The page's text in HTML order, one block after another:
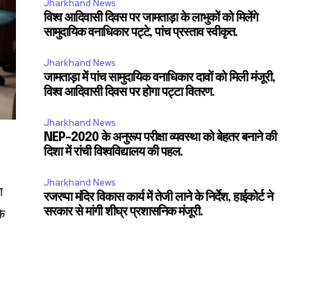
Jharkhand News
विश्व आदिवासी दिवस पर जामताड़ा के लाभुकों को मिलेंगे
सामुदायिक वनाधिकार पट्टे, पांच प्रस्ताव स्वीकृत.
Jharkhand News
जामताड़ा में पांच सामुदायिक वनाधिकार दावों को मिली मंजूरी,
विश्व आदिवासी दिवस पर होगा पट्टा वितरण.
Jharkhand News
NEP-2020 के अनुरूप परीक्षा व्यवस्था को बेहतर बनाने की
दिशा में रांची विश्वविद्यालय की पहल.
Jharkhand News
रजरप्पा मंदिर विकास कार्य में तेजी लाने के निर्देश, हाईकोर्ट ने
सरकार से मांगी शीघ्र प्रशासनिक मंजूरी.